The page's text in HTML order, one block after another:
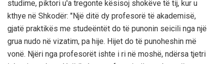
studime, piktori u'a tregonte kësisoj shokëve të tij, kur u
kthye në Shkodër: "Një ditë dy profesorë të akademisë,
gjatë praktikës me studeëntët do të punonin seicili nga një
grua nudo në vizatim, pa hije. Hijet do të punoheshin më
vonë. Njëri nga profesorët ishte i ri në moshë, ndërsa tjetri